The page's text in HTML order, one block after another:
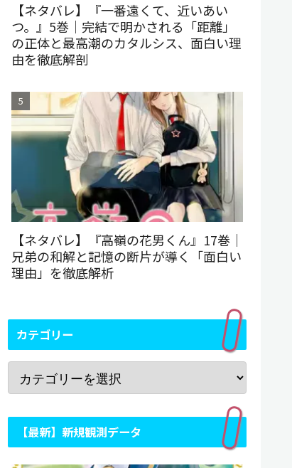
【ネタバレ】『一番遠くて、近いあい
つ。』5巻｜完結で明かされる「距離」
の正体と最高潮のカタルシス、面白い理
由を徹底解剖
【ネタバレ】『高嶺の花男くん』17巻｜
兄弟の和解と記憶の断片が導く「面白い
理由」を徹底解析
カテゴリー
【最新】新規観測データ